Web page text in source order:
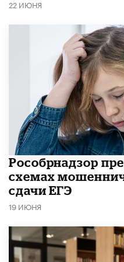
22 ИЮНЯ
Рособрнадзор
схемах
сдачи ЕГЭ
19 ИЮНЯ